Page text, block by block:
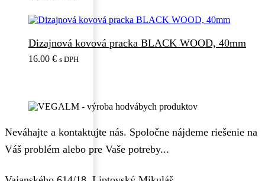
Dizajnová kovová pracka BLACK WOOD, 40mm
16.00 € s DPH
Neváhajte a kontaktujte nás. Spoločne nájdeme riešenie na
Váš problém alebo pre Vaše potreby...